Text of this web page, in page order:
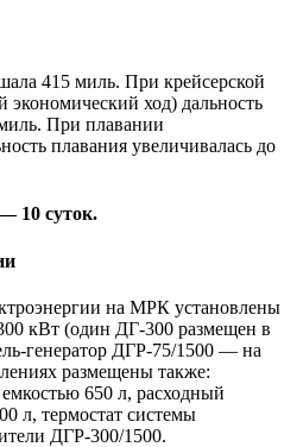
415 миль. При крейсерской
экономический ход) дальность
При плавании
плавания увеличивалась до
10 суток.
на МРК установлены
кВт (один ДГ-300 размещен в
генератор ДГР-75/1500 — на
размещены также:
650 л, расходный
л, термостат системы
ДГР-300/1500.